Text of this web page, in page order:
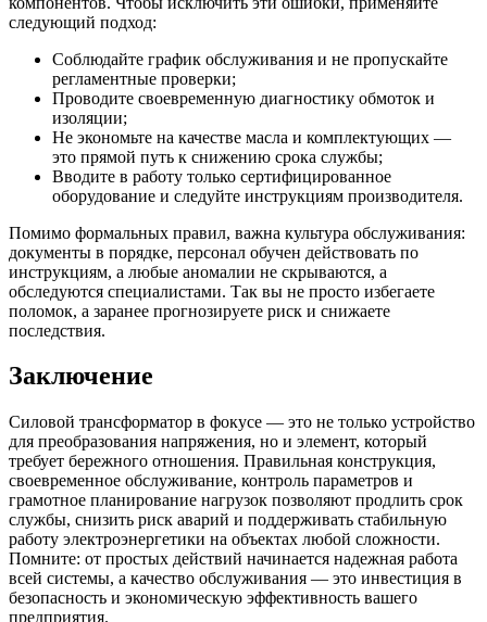
следующий подход:
Соблюдайте график обслуживания и не пропускайте
регламентные проверки;
Проводите своевременную диагностику обмоток и
изоляции;
Не экономьте на качестве масла и комплектующих —
это прямой путь к снижению срока службы;
Вводите в работу только сертифицированное
оборудование и следуйте инструкциям производителя.
Помимо формальных правил, важна культура обслуживания:
документы в порядке, персонал обучен действовать по
инструкциям, а любые аномалии не скрываются, а
обследуются специалистами. Так вы не просто избегаете
поломок, а заранее прогнозируете риск и снижаете
последствия.
Заключение
Силовой трансформатор в фокусе — это не только устройство
для преобразования напряжения, но и элемент, который
требует бережного отношения. Правильная конструкция,
своевременное обслуживание, контроль параметров и
грамотное планирование нагрузок позволяют продлить срок
службы, снизить риск аварий и поддерживать стабильную
работу электроэнергетики на объектах любой сложности.
Помните: от простых действий начинается надежная работа
всей системы, а качество обслуживания — это инвестиция в
безопасность и экономическую эффективность вашего
предприятия.